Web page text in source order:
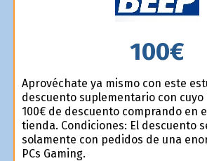
100€
Aprovéchate ya mismo con este
descuento suplementario con
100€ de descuento comprando en
tienda. Condiciones: El descuento
solamente con pedidos de una
PCs Gaming.